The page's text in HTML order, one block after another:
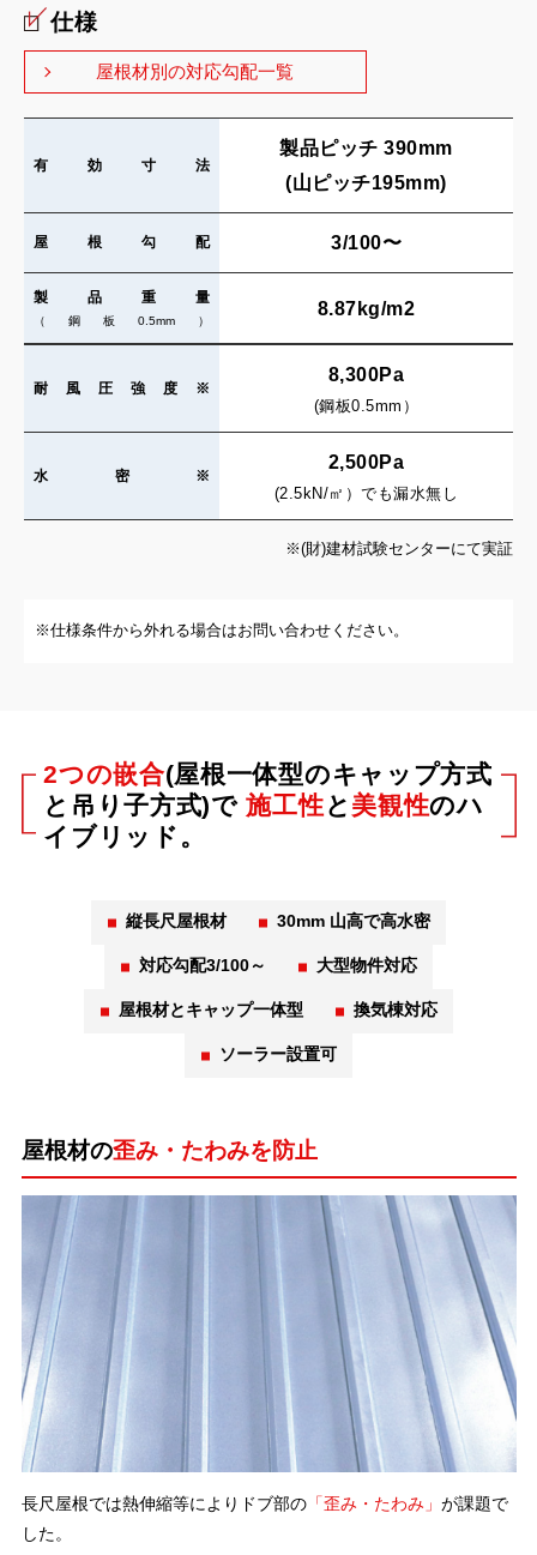
仕様
屋根材別の対応勾配一覧
有効寸法
製品ピッチ 390mm
(山ピッチ195mm)
屋根勾配 3/100〜
製品重量
（鋼板0.5mm）
8.87kg/m2
耐風圧強度※
8,300Pa
(鋼板0.5mm）
水密※
2,500Pa
(2.5kN/㎡）でも漏水無し
※(財)建材試験センターにて実証
※仕様条件から外れる場合はお問い合わせください。
2つの嵌合(屋根一体型のキャップ方式
と吊り子方式)で 施工性と 美観性のハ
イブリッド。
縦長尺屋根材 30mm 山高で高水密
対応勾配3/100～ 大型物件対応
屋根材とキャップ一体型 換気棟対応
ソーラー設置可
屋根材の歪み・たわみを防止
長尺屋根では熱伸縮等によりドブ部の「歪み・たわみ」 が課題で
した。